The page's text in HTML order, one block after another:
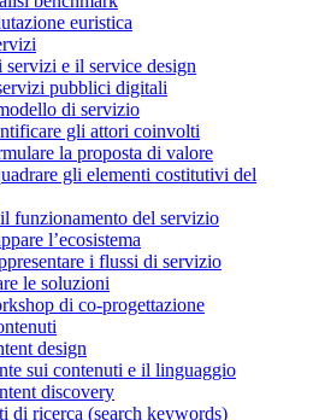
euristica
servizi e il service design
pubblici digitali
di servizio
gli attori coinvolti
la proposta di valore
gli elementi costitutivi del
funzionamento del servizio
l’ecosistema
i flussi di servizio
le soluzioni
di co-progettazione
design
sui contenuti e il linguaggio
discovery
di ricerca (search keywords)